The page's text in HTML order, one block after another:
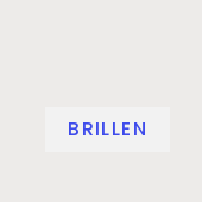
BRILLEN